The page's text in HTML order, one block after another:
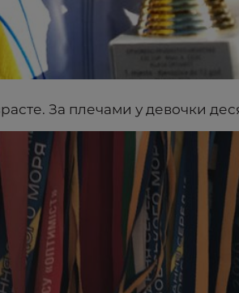
За плечами у девочки